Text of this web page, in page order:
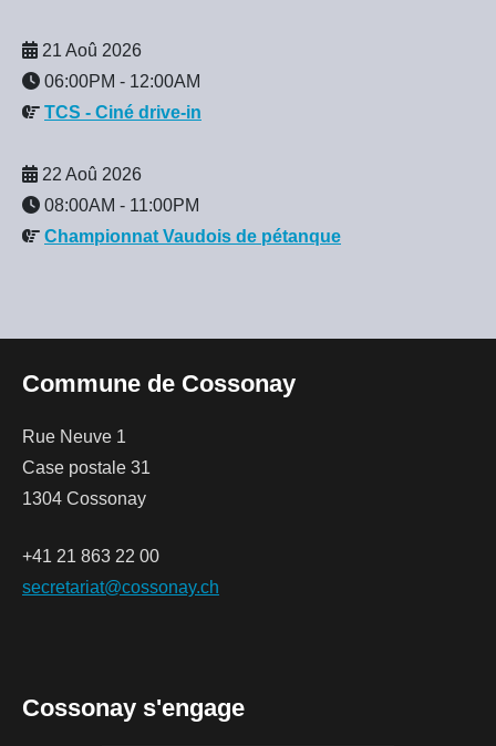
21 Aoû 2026
06:00PM - 12:00AM
TCS - Ciné drive-in
22 Aoû 2026
08:00AM - 11:00PM
Championnat Vaudois de pétanque
Commune de Cossonay
Rue Neuve 1
Case postale 31
1304 Cossonay
+41 21 863 22 00
secretariat@cossonay.ch
Cossonay s'engage